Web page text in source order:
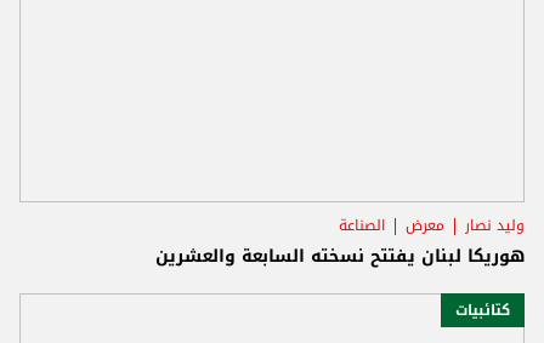
وليد نصار معرض الصناعة
هوريكا لبنان يفتتح نسخته السابعة والعشرين
كتائبيات